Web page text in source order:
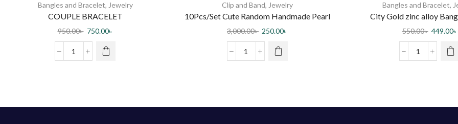
Bangles and Bracelet, Jewelry
COUPLE BRACELET
950.00৳ 750.00৳
Clip and Band, Jewelry
10Pcs/Set Cute Random Handmade Pearl
Hairclips For Women
3,000.00৳ 250.00৳
Bangles and Bracelet,
City Gold zinc alloy
550.00৳ 449.00৳